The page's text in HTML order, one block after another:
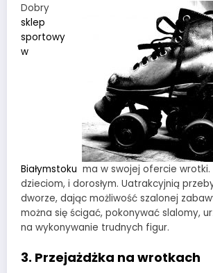
Dobry
sklep
sportowy
w
Białymstoku ma w swojej ofercie wrotki.
dzieciom, i dorosłym. Uatrakcyjnią
dworze, dając możliwość szalonej
można się ścigać, pokonywać slalomy,
na wykonywanie trudnych figur.
3. Przejażdżka na wrotkach